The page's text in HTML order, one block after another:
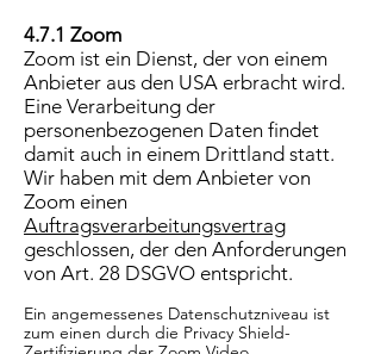
4.7.1 Zoom
Zoom ist ein Dienst, der von einem
Anbieter aus den USA erbracht wird.
Eine Verarbeitung der
personenbezogenen Daten findet
damit auch in einem Drittland statt.
Wir haben mit dem Anbieter von
Zoom einen
Auftragsverarbeitungsvertrag
geschlossen, der den Anforderungen
von Art. 28 DSGVO entspricht.
Ein angemessenes Datenschutzniveau ist
zum einen durch die Privacy Shield-